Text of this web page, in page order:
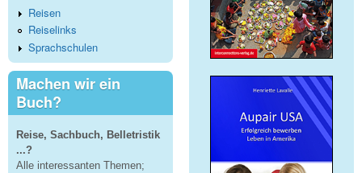
Reisen
Reiselinks
Sprachschulen
Machen wir ein
Buch?
Reise, Sachbuch, Belletristik
...?
Alle interessanten Themen;